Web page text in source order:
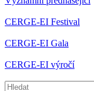
CERGE-EI Festival
CERGE-EI Gala
CERGE-EI výročí